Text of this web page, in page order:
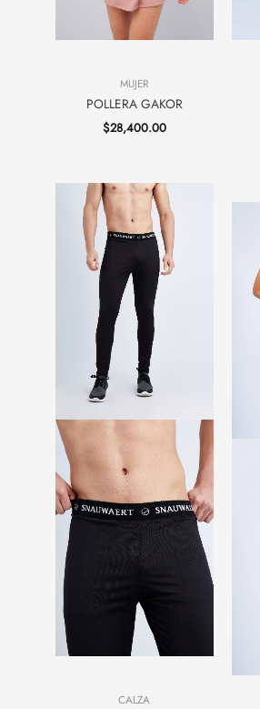
MUJER
POLLERA GAKOR
$28,400.00
CALZA